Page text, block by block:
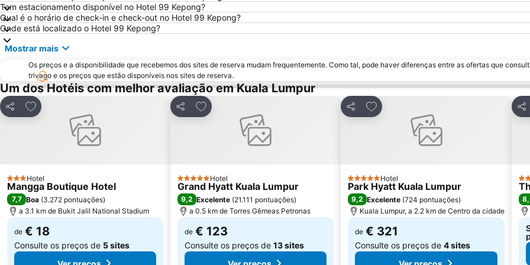
Tem estacionamento disponível no Hotel 99 Kepong?
Qual é o horário de check-in e check-out no Hotel 99 Kepong?
Onde está localizado o Hotel 99 Kepong?
Mostrar mais
Os preços e a disponibilidade que recebemos dos sites de reserva mudam frequentemente. Como tal, pode haver diferenças entre as ofertas que
trivago e os preços que estão disponíveis nos sites de reserva.
Um dos Hotéis com melhor avaliação em Kuala Lumpur
Partilhar
Adicionar aos favoritos
3 Estrelas
Hotel
Mangga Boutique Hotel
7,7 Boa (3.272 pontuações)
a 3.1 km de Bukit Jalil National Stadium
de € 18
Consulte os preços de 5 sites
Partilhar
Adicionar aos favoritos
5 EstrelasHotel
Grand Hyatt Kuala Lumpur
9,2 Excelente (21.111 pontuações)
a 0.5 km de Torres Gêmeas Petronas
de € 123
Consulte os preços de 13 sites
Partilhar
Adicionar aos favoritos
5 EstrelasHotel
Park Hyatt Kuala Lumpur
9,2 Excelente (724 pontuações)
Kuala Lumpur, a 2.2 km de Centro da cidade
de € 321
Consulte os preços de 4 sites
3